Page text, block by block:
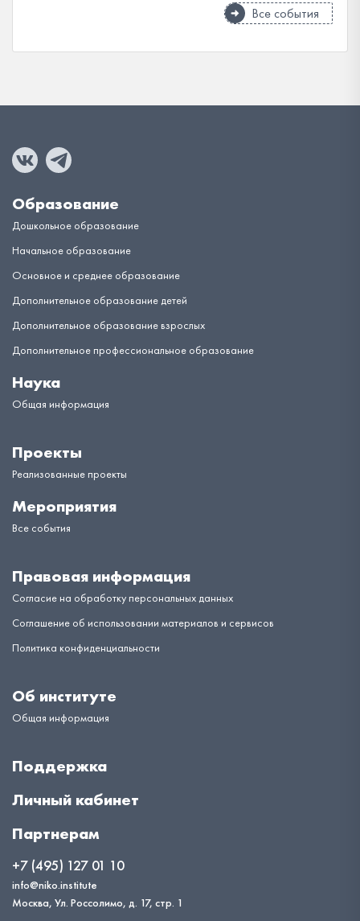
Все события
Образование
Дошкольное образование
Начальное образование
Основное и среднее образование
Дополнительное образование детей
Дополнительное образование взрослых
Дополнительное профессиональное образование
Наука
Общая информация
Проекты
Реализованные проекты
Мероприятия
Все события
Правовая информация
Согласие на обработку персональных данных
Соглашение об использовании материалов и сервисов
Политика конфиденциальности
Об институте
Общая информация
Поддержка
Личный кабинет
Партнерам
+7 (495) 127 01 10
info@niko.institute
Москва, Ул. Россолимо, д. 17, стр. 1